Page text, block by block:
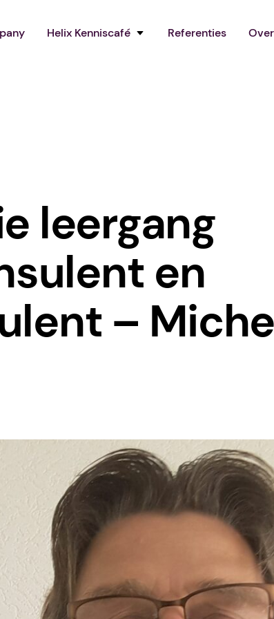
Helix Kenniscafé Referenties
leergang
en
–